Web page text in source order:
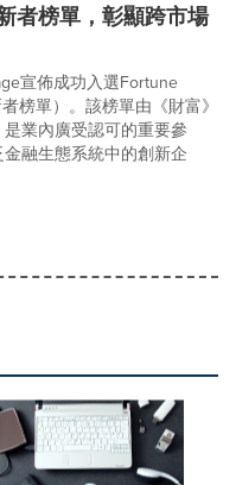
者榜單，彰顯跨市場
宣佈成功入選Fortune
榜單）。該榜單由《財富》
業內廣受認可的重要參
融生態系統中的創新企